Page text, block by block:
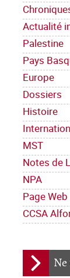
Actualité
Palestine
Pays
Europe
Dossiers
Histoire
MST
Notes de
NPA
Page
CCSA
Ne